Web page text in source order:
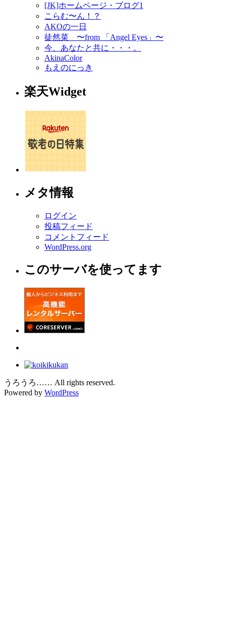
[JK]ホームページ・ブログ1
こらむ〜ん！？
AKOの一日
徒然菜 〜from 「Angel Eyes」〜
今、あなたと共に・・・。
AkinaColor
もえのにっき
楽天Widget
メタ情報
ログイン
投稿フィード
コメントフィード
WordPress.org
このサーバを使ってます
うろうろ…… All rights reserved.
Powered by WordPress